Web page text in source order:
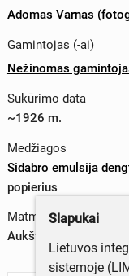
Adomas Varnas (
Gamintojas (-ai)
Nežinomas
Sukūrimo data
~1926 m.
Medžiagos
Sidabro emulsija
popierius
Matmenys
Aukštis x plotis – 0 x
Slapukai
Lietuvos
sistemoje